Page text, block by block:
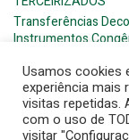
Transferências
Instrumentos
Usamos cookies
experiência mais
visitas repetidas.
com o uso de
visitar